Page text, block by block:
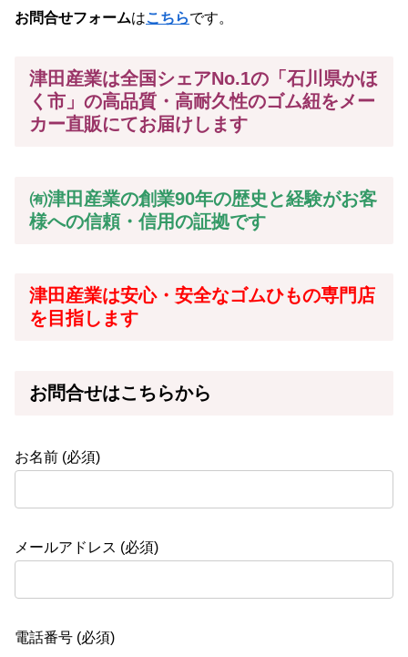
お問合せフォームはこちらです。
津田産業は全国シェアNo.1の「石川県かほ
く市」の高品質・高耐久性のゴム紐をメー
カー直販にてお届けします
㈲津田産業の創業90年の歴史と経験がお客
様への信頼・信用の証拠です
津田産業は安心・安全なゴムひもの専門店
を目指します
お問合せはこちらから
お名前 (必須)
メールアドレス (必須)
電話番号 (必須)